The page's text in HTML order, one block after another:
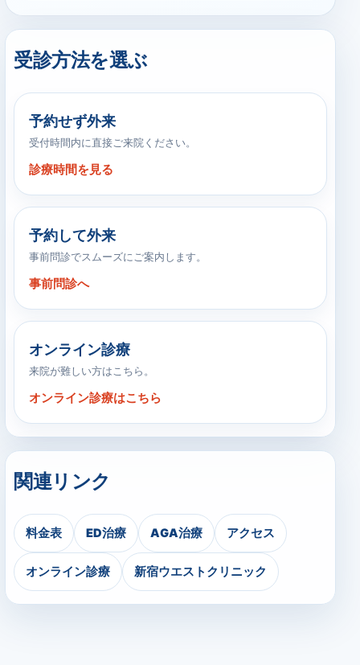
受診方法を選ぶ
予約せず外来
受付時間内に直接ご来院ください。
診療時間を見る
予約して外来
事前問診でスムーズにご案内します。
事前問診へ
オンライン診療
来院が難しい方はこちら。
オンライン診療はこちら
関連リンク
料金表 ED治療 AGA治療 アクセス
オンライン診療 新宿ウエストクリニック